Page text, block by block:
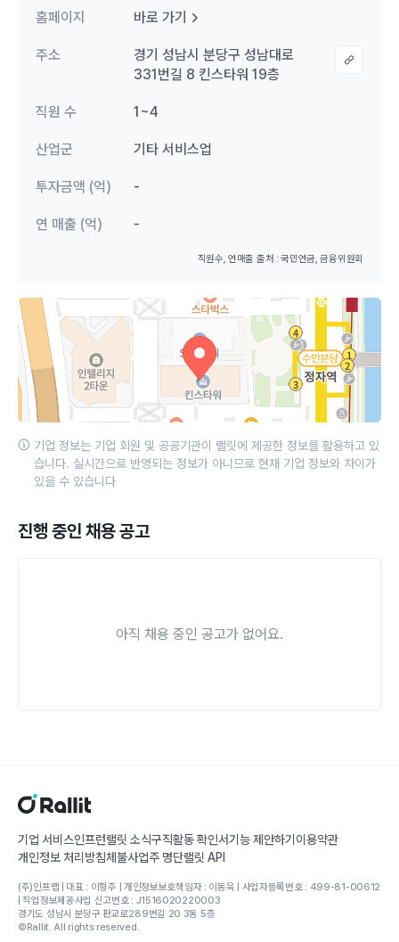
홈페이지 바로 가기
주소
경기 성남시 분당구 성남대로
331번길 8 킨스타워 19층
직원 수 1~4
산업군 기타 서비스업
투자금액 (억) -
연 매출 (억) -
직원수, 연매출 출처 : 국민연금, 금융위원회
기업 정보는 기업 회원 및 공공기관이 랠릿에 제공한 정보를 활용하고 있
습니다. 실시간으로 반영되는 정보가 아니므로 현재 기업 정보와 차이가
있을 수 있습니다
진행 중인 채용 공고
아직 채용 중인 공고가 없어요.
기업 서비스인프런랠릿 소식구직활동 확인서기능 제안하기 이용약관
개인정보 처리방침체불사업주 명단랠릿 API
(주)인프랩 | 대표 : 이형주 | 개인정보보호책임자 : 이동욱 | 사업자등록번호 : 499-81-00612
| 직업정보제공사업 신고번호 : J1516020220003
경기도 성남시 분당구 판교로289번길 20 3동 5층
©Rallit. All rights reserved.